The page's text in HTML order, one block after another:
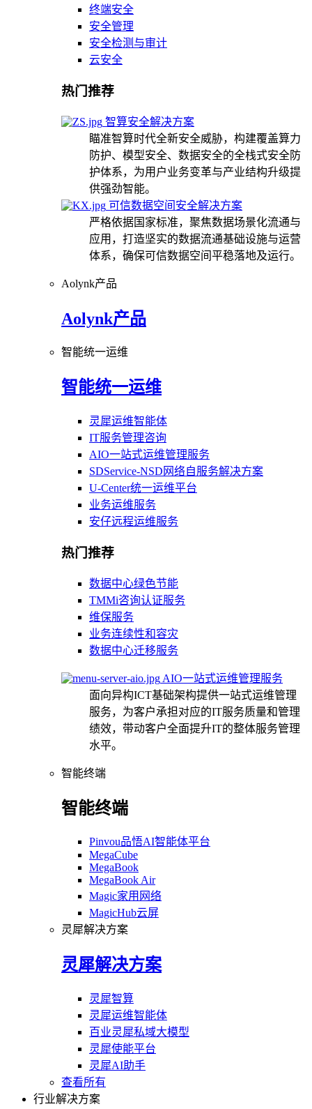
终端安全
安全管理
安全检测与审计
云安全
热门推荐
智算安全解决方案
瞄准智算时代全新安全威胁，构建覆盖算力
防护、模型安全、数据安全的全栈式安全防
护体系，为用户业务变革与产业结构升级提
供强劲智能。
可信数据空间安全解决方案
严格依据国家标准，聚焦数据场景化流通与
应用，打造坚实的数据流通基础设施与运营
体系，确保可信数据空间平稳落地及运行。
Aolynk产品
Aolynk产品
智能统一运维
智能统一运维
灵犀运维智能体
IT服务管理咨询
AIO一站式运维管理服务
SDService-NSD网络自服务解决方案
U-Center统一运维平台
业务运维服务
安仔远程运维服务
热门推荐
数据中心绿色节能
TMMi咨询认证服务
维保服务
业务连续性和容灾
数据中心迁移服务
AIO一站式运维管理服务
面向异构ICT基础架构提供一站式运维管理
服务，为客户承担对应的IT服务质量和管理
绩效，带动客户全面提升IT的整体服务管理
水平。
智能终端
智能终端
Pinvou品悟AI智能体平台
MegaCube
MegaBook
MegaBook Air
Magic家用网络
MagicHub云屏
灵犀解决方案
灵犀解决方案
灵犀智算
灵犀运维智能体
百业灵犀私域大模型
灵犀使能平台
灵犀AI助手
查看所有
行业解决方案